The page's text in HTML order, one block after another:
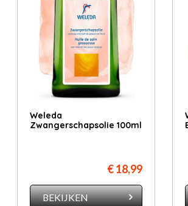
Weleda
Zwangerschapsolie 100ml
€ 18,99
BEKIJKEN